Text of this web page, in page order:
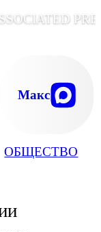
ОБЩЕСТВО
Макс